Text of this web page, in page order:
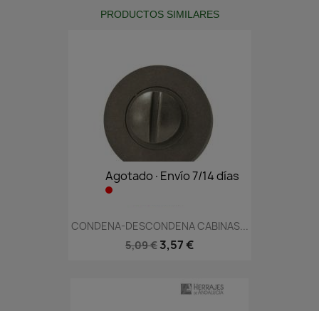
PRODUCTOS SIMILARES
Agotado·Envío 7/14 días
CONDENA-DESCONDENA CABINAS...
5,09 € 3,57 €